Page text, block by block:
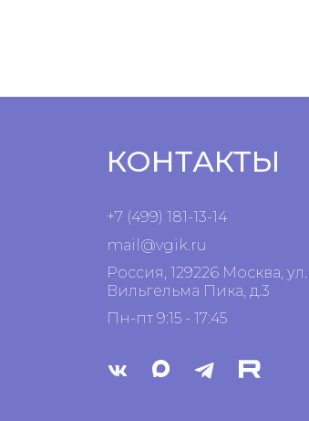
КОНТАКТЫ
+7 (499) 181-13-14
mail@vgik.ru
Россия, 129226 Москва, ул.
Вильгельма Пика, д.3
Пн-пт 9:15 - 17:45